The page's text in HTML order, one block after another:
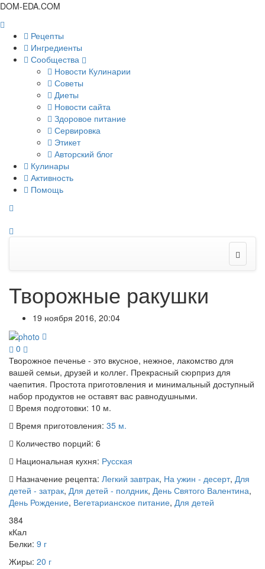
DOM-EDA.COM
Рецепты
Ингредиенты
Сообщества
Новости Кулинарии
Советы
Диеты
Новости сайта
Здоровое питание
Сервировка
Этикет
Авторский блог
Кулинары
Активность
Помощь
Творожные ракушки
19 ноября 2016, 20:04
0
Творожное печенье - это вкусное, нежное, лакомство для
вашей семьи, друзей и коллег. Прекрасный сюрприз для
чаепития. Простота приготовления и минимальный доступный
набор продуктов не оставят вас равнодушными.
Время подготовки: 10 м.
Время приготовления: 35 м.
Количество порций: 6
Национальная кухня: Русская
Назначение рецепта: Легкий завтрак, На ужин - десерт, Для
детей - затрак, Для детей - полдник, День Святого Валентина,
День Рождение, Вегетарианское питание, Для детей
384
кКал
Белки: 9 г
Жиры: 20 г